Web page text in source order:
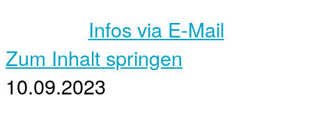
Infos via E-Mail
Zum Inhalt springen
10.09.2023